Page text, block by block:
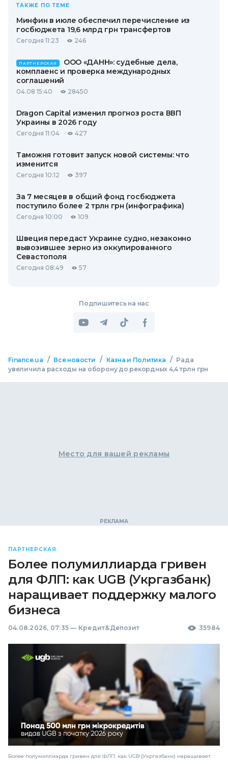
ТАКЖЕ ПО ТЕМЕ
Минфин в июле обеспечил перечисление из
госбюджета 19,6 млрд грн трансфертов
Сегодня 11:23 246
ПАРТНЕРСКАЯ
ООО «ДАНН»: судебные дела,
комплаенс и проверка международных
соглашений
04.08 15:40 28450
Dragon Capital изменил прогноз роста ВВП
Украины в 2026 году
Сегодня 11:04 427
Таможня готовит запуск новой системы: что
изменится
Сегодня 10:12 397
За 7 месяцев в общий фонд госбюджета
поступило более 2 трлн грн (инфографика)
Сегодня 10:00 109
Швеция передаст Украине судно, незаконно
вывозившее зерно из оккупированного
Севастополя
Сегодня 08:49 57
Подпишитесь на нас
Finance.ua / Все новости / Казна и Политика / Рада
увеличила расходы на оборону до рекордных 4,4 трлн грн
Место для вашей рекламы
ПАРТНЕРСКАЯ
Более полумиллиарда гривен
для ФЛП: как UGB (Укргазбанк)
наращивает поддержку малого
бизнеса
04.08.2026, 07:35 — Кредит&Депозит 35984
Более полумиллиарда гривен для ФЛП: как UGB (Укргазбанк) наращивает